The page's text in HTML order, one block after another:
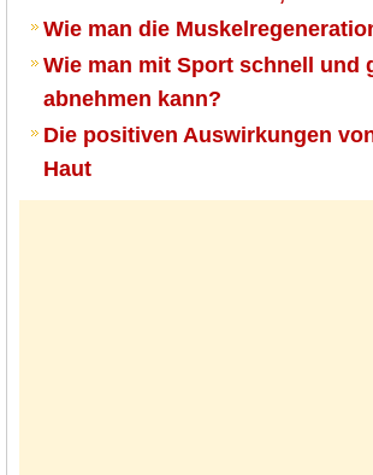
Wie man die
Wie man mit Sport schnell und
abnehmen kann?
Die positiven Auswirkungen
Haut